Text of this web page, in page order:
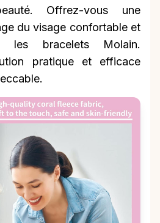
Offrez-vous une
du visage confortable et
les bracelets Molain.
pratique et efficace